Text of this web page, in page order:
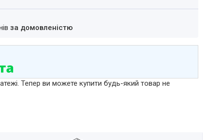
за домовленістю
Тепер ви можете купити будь-який товар не